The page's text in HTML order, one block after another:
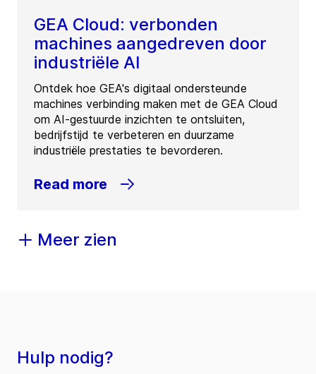
GEA Cloud: verbonden
machines aangedreven door
industriële AI
Ontdek hoe GEA's digitaal ondersteunde
machines verbinding maken met de GEA Cloud
om AI-gestuurde inzichten te ontsluiten,
bedrijfstijd te verbeteren en duurzame
industriële prestaties te bevorderen.
Read more
Meer zien
Hulp nodig?